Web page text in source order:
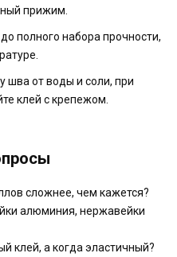
прижим.
полного набора прочности,
шва от воды и соли, при
клей с крепежом.
сложнее, чем кажется?
алюминия, нержавейки
клей, а когда эластичный?